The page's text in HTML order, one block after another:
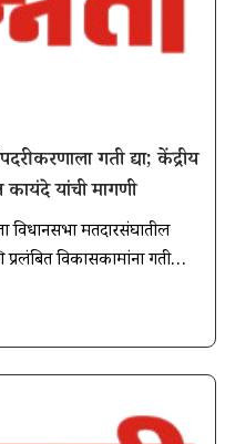
गती द्या; केंद्रीय
यांची मागणी
विकासकामांना गती
आमदार मनोज कायंदे सदिच्छा